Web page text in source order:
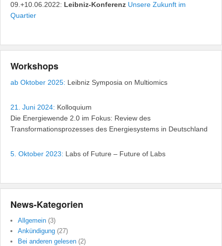
09.+10.06.2022: Leibniz-Konferenz Unsere Zukunft im
Quartier
Workshops
ab Oktober 2025: Leibniz Symposia on Multiomics
21. Juni 2024: Kolloquium
Die Energiewende 2.0 im Fokus: Review des
Transformationsprozesses des Energiesystems in Deutschland
5. Oktober 2023: Labs of Future – Future of Labs
News-Kategorien
Allgemein (3)
Ankündigung (27)
Bei anderen gelesen (2)